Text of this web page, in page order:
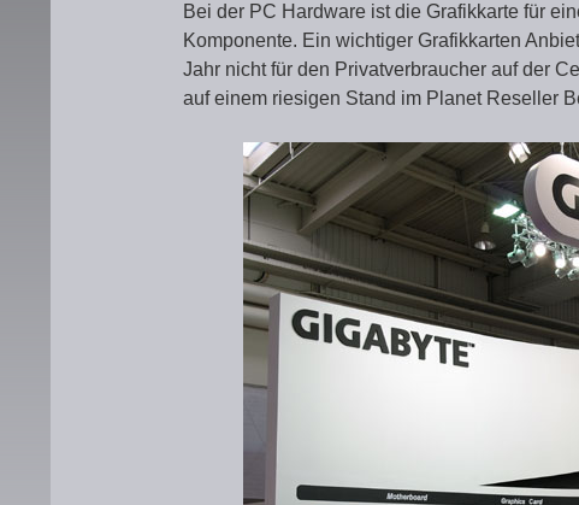
Bei der PC Hardware ist die Grafikkarte für
Komponente. Ein wichtiger Grafikkarten
Jahr nicht für den Privatverbraucher auf der
auf einem riesigen Stand im Planet Reseller